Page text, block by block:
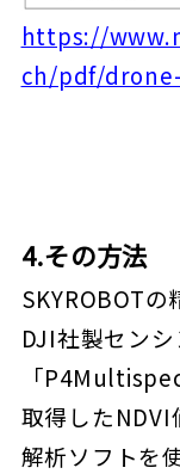
https://
ch/pdf/
4.その方法
SKYROBOTの
DJI社製セン
「
取得したNDVI
解析ソフトを